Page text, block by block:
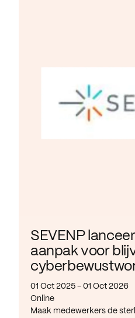
SEVENP
aanpak voor
01 Oct 2025 - 01 Oct 2026
Online
Maak medewerkers de